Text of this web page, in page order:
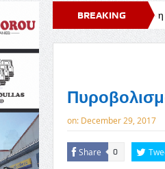
BREAKING
NEWS
Υπό έλεγχο η πυρκαγιά στη
on: December 29, 2017
Share 0